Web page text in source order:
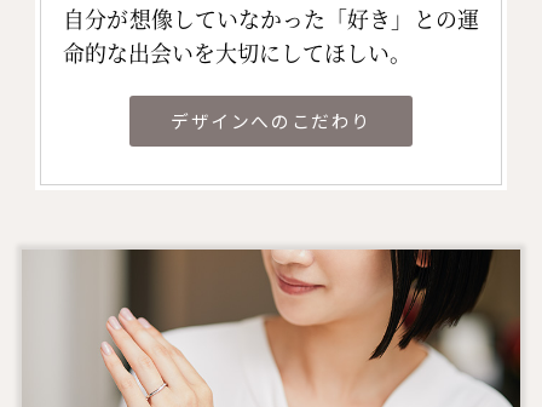
自分が想像していなかった「好き」との運
命的な出会いを大切にしてほしい。
デザインへのこだわり